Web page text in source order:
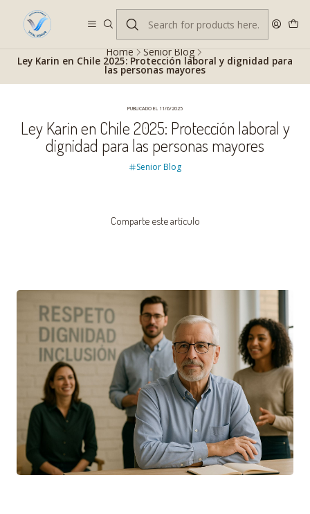
Despacho gratis en RM desde $100.000. Revisa las condiciones.
Home Senior Blog
Ley Karin en Chile 2025: Protección laboral y dignidad para
las personas mayores
PUBLICADO EL 11/6/2025
Ley Karin en Chile 2025: Protección laboral y
dignidad para las personas mayores
Senior Blog
Comparte este artículo